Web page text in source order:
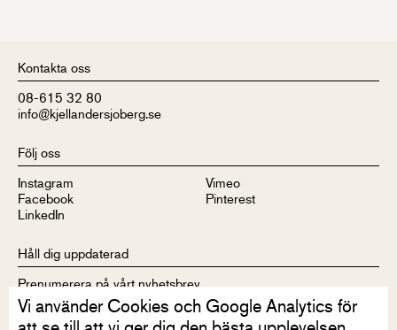
Kontakta oss
08-615 32 80
info@kjellandersjoberg.se
Följ oss
Instagram
Facebook
LinkedIn
Vimeo
Pinterest
Håll dig uppdaterad
Prenumerera på vårt nyhetsbrev
Vi använder Cookies och Google Analytics för